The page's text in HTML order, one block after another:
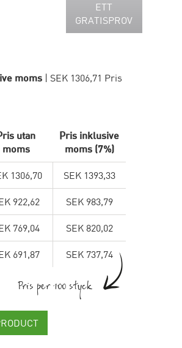
ETT
GRATISPROV
moms | SEK 1306,71 Pris
utan
moms
Pris inklusive
moms (7%)
1306,70 SEK 1393,33
922,62 SEK 983,79
769,04 SEK 820,02
691,87 SEK 737,74
Pris per 100 styck